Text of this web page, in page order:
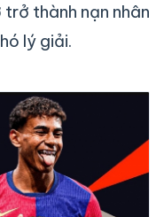
thành nạn nhân
lý giải.